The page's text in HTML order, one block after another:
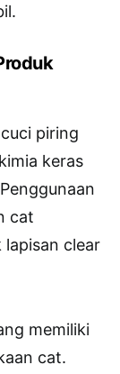
piring
keras
cat
lapisan clear
memiliki
cat.